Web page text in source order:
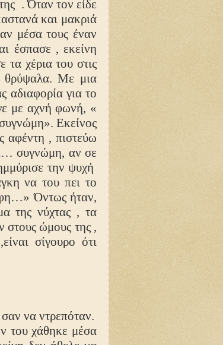
. Όταν τον είδε
και μακριά
μέσα τους έναν
έσπασε , εκείνη
τα χέρια του στις
θρύψαλα. Με μια
αδιαφορία για το
με αχνή φωνή, «
Εκείνος
αφέντη , πιστεύω
συγνώμη, αν σε
την ψυχή
να του πει το
Όντως ήταν,
της νύχτας , τα
στους ώμους της ,
σίγουρο ότι
να ντρεπόταν.
του χάθηκε μέσα